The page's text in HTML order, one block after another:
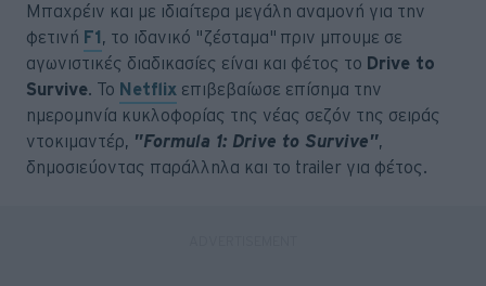
Μπαχρέιν και με ιδιαίτερα μεγάλη αναμονή για την
φετινή F1, το ιδανικό "ζέσταμα" πριν μπουμε σε
αγωνιστικές διαδικασίες είναι και φέτος το Drive to
Survive. Το Netflix επιβεβαίωσε επίσημα την
ημερομηνία κυκλοφορίας της νέας σεζόν της σειράς
ντοκιμαντέρ, "Formula 1: Drive to Survive",
δημοσιεύοντας παράλληλα και το trailer για φέτος.